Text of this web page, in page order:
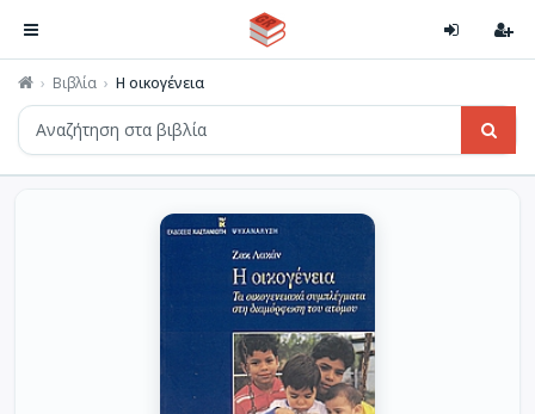
Βιβλία Η οικογένεια